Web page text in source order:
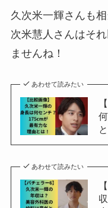
久次米一輝さんも
次米慧人さんはそ
ませんね！
あわせて読みたい
あわせて読みたい